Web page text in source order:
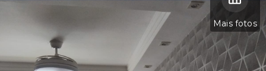
Mais fotos